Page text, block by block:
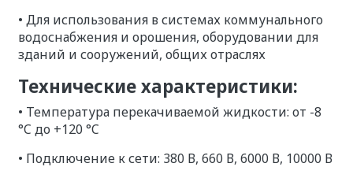
• Для использования в системах коммунального
водоснабжения и орошения, оборудовании для
зданий и сооружений, общих отраслях
Технические характеристики:
• Температура перекачиваемой жидкости: от -8
°C до +120 °C
• Подключение к сети: 380 В, 660 В, 6000 В, 10000 В